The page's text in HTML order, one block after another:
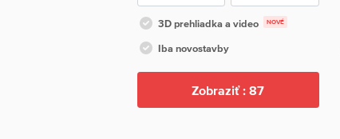
3D prehliadka a video NOVÉ
Iba novostavby
Zobraziť :87